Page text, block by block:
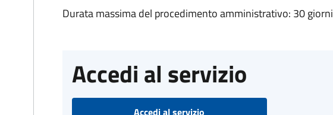
Durata massima del procedimento amministrativo: 30 giorni
Accedi al servizio
Accedi al servizio